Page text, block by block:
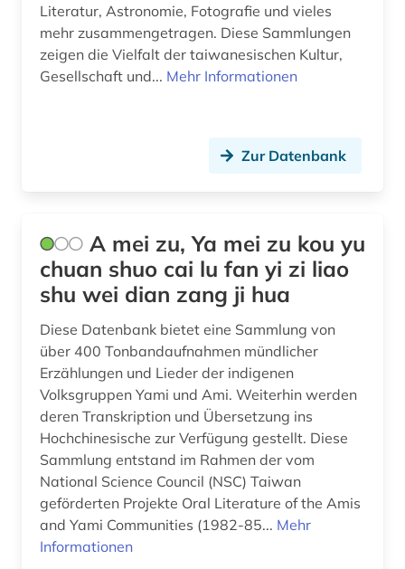
Literatur, Astronomie, Fotografie und vieles
mehr zusammengetragen. Diese Sammlungen
zeigen die Vielfalt der taiwanesischen Kultur,
Gesellschaft und... Mehr Informationen
Zur Datenbank
A mei zu, Ya mei zu kou yu
chuan shuo cai lu fan yi zi liao
shu wei dian zang ji hua
Diese Datenbank bietet eine Sammlung von
über 400 Tonbandaufnahmen mündlicher
Erzählungen und Lieder der indigenen
Volksgruppen Yami und Ami. Weiterhin werden
deren Transkription und Übersetzung ins
Hochchinesische zur Verfügung gestellt. Diese
Sammlung entstand im Rahmen der vom
National Science Council (NSC) Taiwan
geförderten Projekte Oral Literature of the Amis
and Yami Communities (1982-85... Mehr
Informationen